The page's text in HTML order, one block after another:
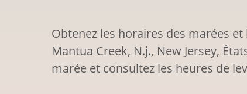
Obtenez les horaires des marées
Mantua Creek, N.j., New Jersey,
marée et consultez les heures de